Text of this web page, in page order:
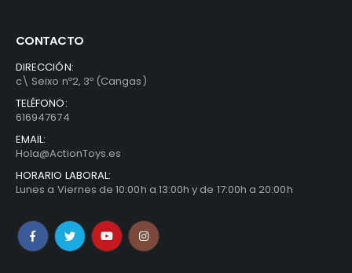
CONTACTO
DIRECCIÓN:
c\ Seixo nº2, 3º (Cangas)
TELÉFONO:
616947674
EMAIL:
Hola@ActionToys.es
HORARIO LABORAL:
Lunes a Viernes de 10:00h a 13:00h y de 17:00h a 20:00h